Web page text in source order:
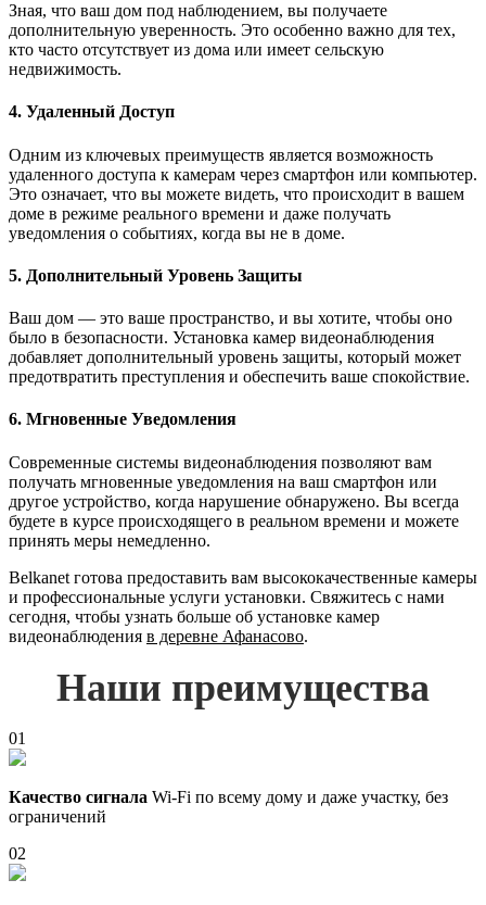
Зная, что ваш дом под наблюдением, вы получаете
дополнительную уверенность. Это особенно важно для тех,
кто часто отсутствует из дома или имеет сельскую
недвижимость.
4. Удаленный Доступ
Одним из ключевых преимуществ является возможность
удаленного доступа к камерам через смартфон или компьютер.
Это означает, что вы можете видеть, что происходит в вашем
доме в режиме реального времени и даже получать
уведомления о событиях, когда вы не в доме.
5. Дополнительный Уровень Защиты
Ваш дом — это ваше пространство, и вы хотите, чтобы оно
было в безопасности. Установка камер видеонаблюдения
добавляет дополнительный уровень защиты, который может
предотвратить преступления и обеспечить ваше спокойствие.
6. Мгновенные Уведомления
Современные системы видеонаблюдения позволяют вам
получать мгновенные уведомления на ваш смартфон или
другое устройство, когда нарушение обнаружено. Вы всегда
будете в курсе происходящего в реальном времени и можете
принять меры немедленно.
Belkanet готова предоставить вам высококачественные камеры
и профессиональные услуги установки. Свяжитесь с нами
сегодня, чтобы узнать больше об установке камер
видеонаблюдения в деревне Афанасово.
Наши преимущества
01
Качество сигнала Wi-Fi по всему дому и даже участку, без
ограничений
02